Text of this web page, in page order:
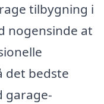
tilbygning i
nogensinde at
det bedste
garage-